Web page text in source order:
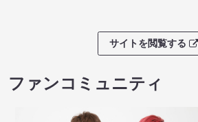
サイトを閲覧する
ファンコミュニティ